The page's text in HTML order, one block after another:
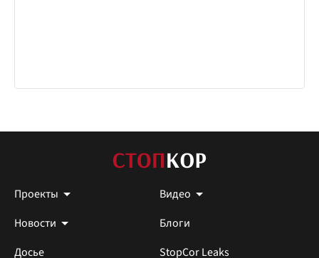
Проекты
Видео
Новости
Блоги
Досье
StopCor Leaks